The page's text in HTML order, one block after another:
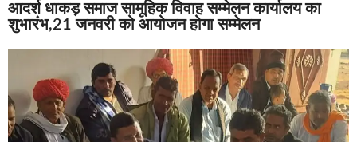
आदर्श धाकड़ समाज सामूहिक विवाह सम्मेलन कार्यालय का
शुभारंभ,21 जनवरी को आयोजन होगा सम्मेलन